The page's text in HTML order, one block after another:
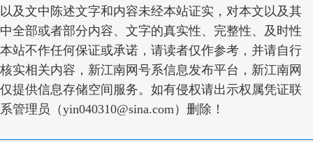
以及文中陈述文字和内容未经本站证实，对本文以及其
中全部或者部分内容、文字的真实性、完整性、及时性
本站不作任何保证或承诺，请读者仅作参考，并请自行
核实相关内容，新江南网号系信息发布平台，新江南网
仅提供信息存储空间服务。如有侵权请出示权属凭证联
系管理员（yin040310@sina.com）删除！